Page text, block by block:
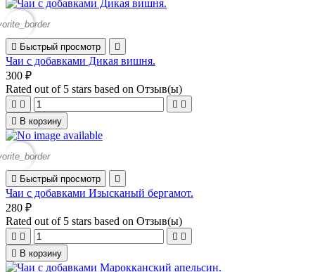
 Быстрый просмотр 
Чаи с добавками Дикая вишня.
300 ₽
Rated out of 5 stars based on Отзыв(ы)
   
 В корзину
 Быстрый просмотр 
Чаи с добавками Изысканый бергамот.
280 ₽
Rated out of 5 stars based on Отзыв(ы)
   
 В корзину